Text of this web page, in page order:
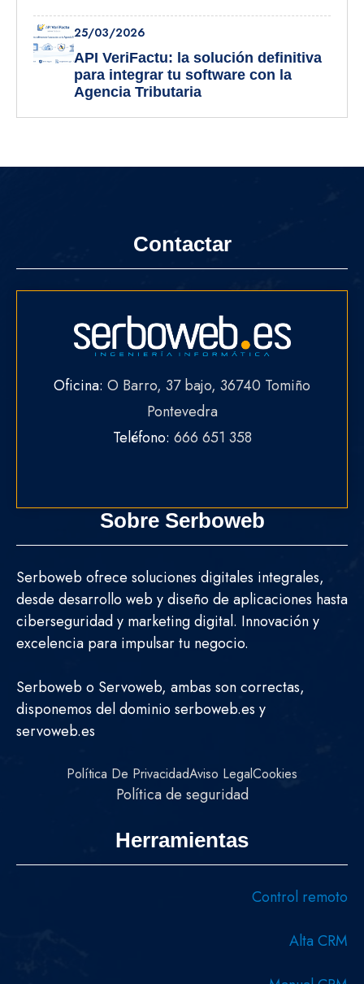
25/03/2026
API VeriFactu: la solución definitiva
para integrar tu software con la
Agencia Tributaria
Sobre Serboweb
Serboweb ofrece soluciones digitales integrales,
desde desarrollo web y diseño de aplicaciones hasta
ciberseguridad y marketing digital. Innovación y
excelencia para impulsar tu negocio.
Serboweb o Servoweb, ambas son correctas,
disponemos del dominio serboweb.es y
servoweb.es
Política De PrivacidadAviso LegalCookies
Política de seguridad
Contactar
Oficina: O Barro, 37 bajo, 36740 Tomiño
Pontevedra
Teléfono: 666 651 358
Herramientas
Control remoto
Alta CRM